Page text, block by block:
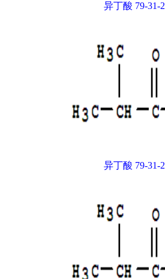
异丁酸 79-31-2
异丁酸 79-31-2